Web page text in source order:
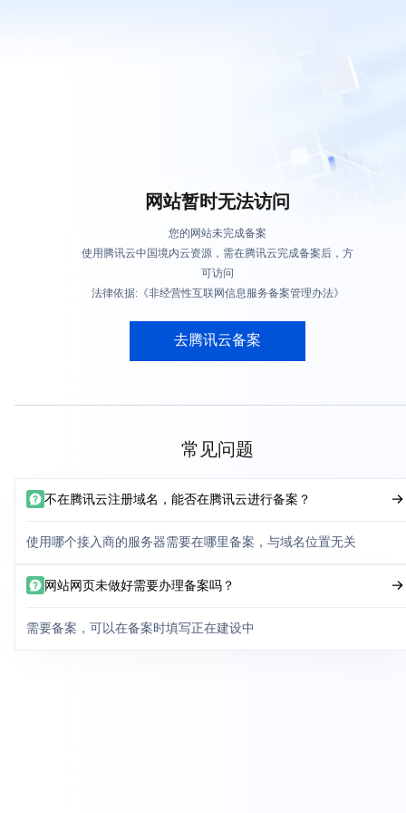
网站暂时无法访问
您的网站未完成备案
使用腾讯云中国境内云资源，需在腾讯云完成备案后，方
可访问
法律依据:《非经营性互联网信息服务备案管理办法》
去腾讯云备案
常见问题
不在腾讯云注册域名，能否在腾讯云进行备案？
使用哪个接入商的服务器需要在哪里备案，与域名位置无关
网站网页未做好需要办理备案吗？
需要备案，可以在备案时填写正在建设中